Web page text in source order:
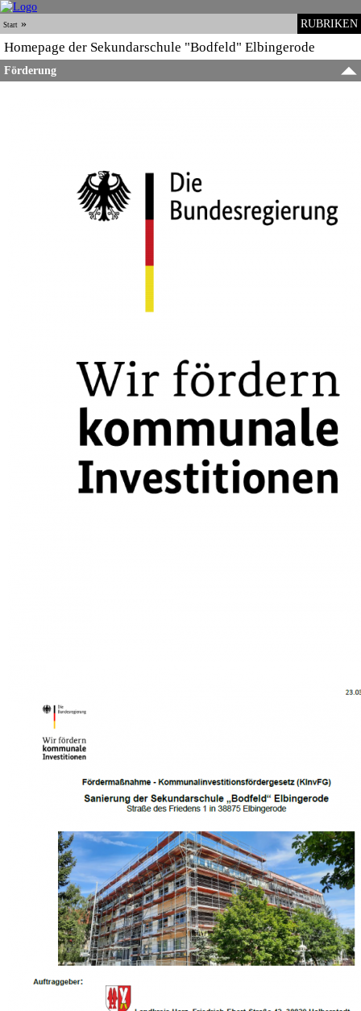
RUBRIKEN
Start »
Homepage der Sekundarschule "Bodfeld" Elbingerode
Förderung